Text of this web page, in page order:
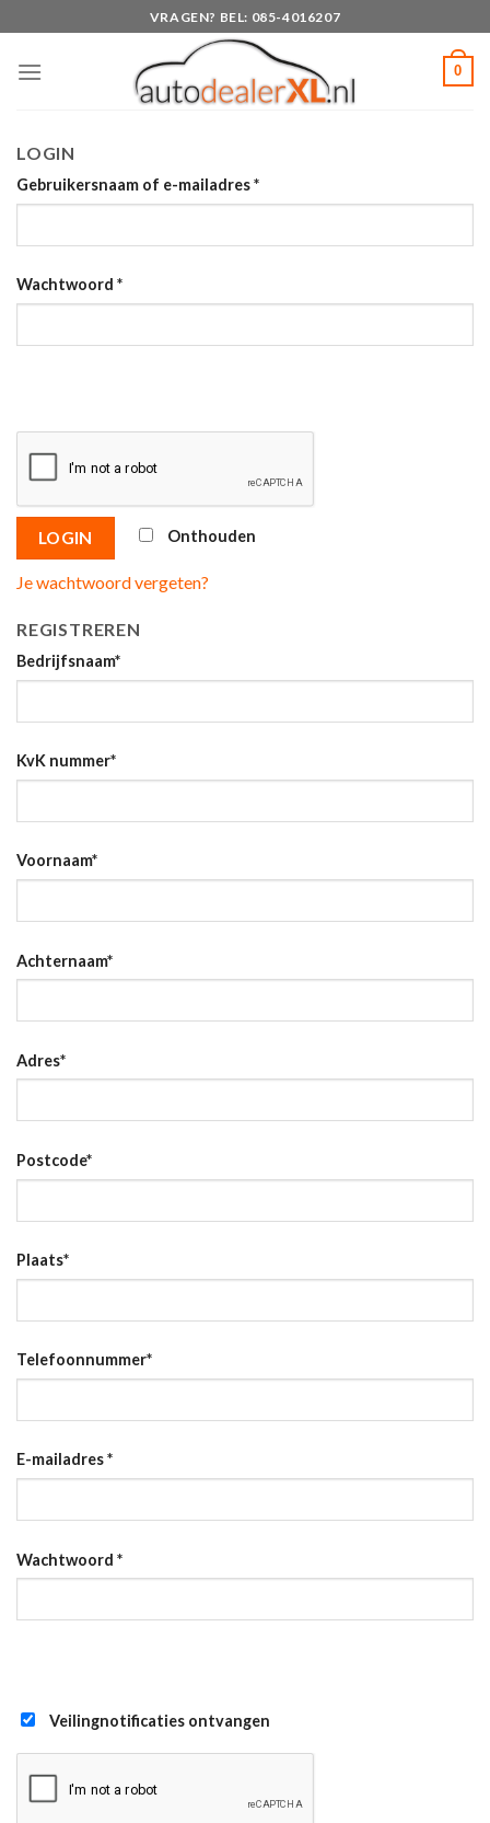
to
content
VRAGEN? BEL: 085-4016207
0
LOGIN
Gebruikersnaam of e-mailadres*
Wachtwoord *
LOGIN Onthouden
Je wachtwoord vergeten?
REGISTREREN
Bedrijfsnaam*
KvK nummer*
Voornaam*
Achternaam*
Adres*
Postcode*
Plaats*
Telefoonnummer*
E-mailadres*
Wachtwoord *
Veilingnotificaties ontvangen